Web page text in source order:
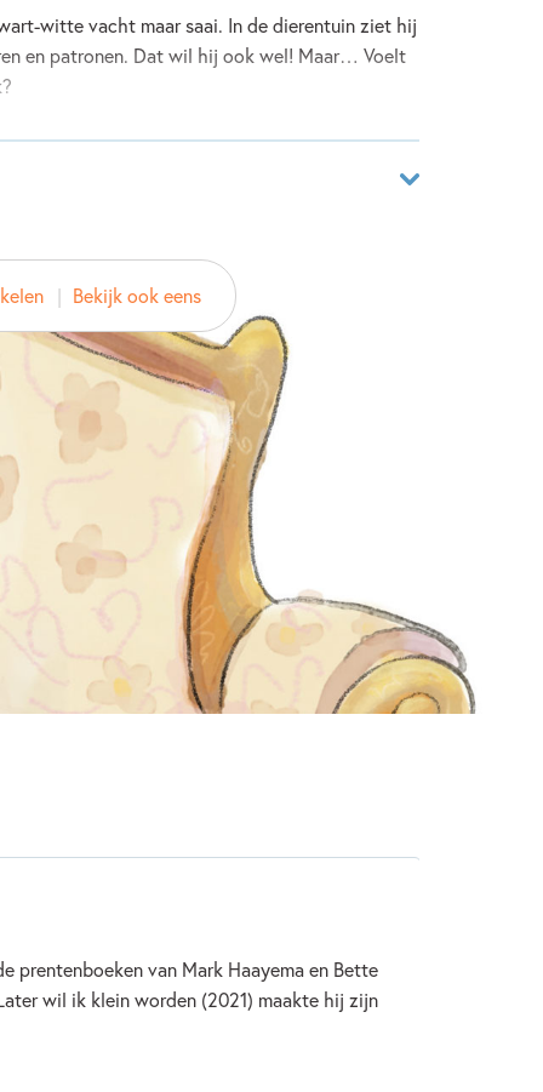
witte vacht maar saai. In de dierentuin ziet hij
en patronen. Dat wil hij ook wel! Maar… Voelt
Publishing BV
5 jaar 5 – 7 jaar
7 – 9 jaar
Voor volwassenen Job van Gelder
Bekijk ook eens
prentenboeken van Mark Haayema en Bette
wil ik klein worden (2021) maakte hij zijn